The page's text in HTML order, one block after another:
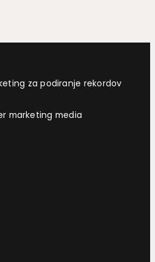
za podiranje rekordov
marketing media